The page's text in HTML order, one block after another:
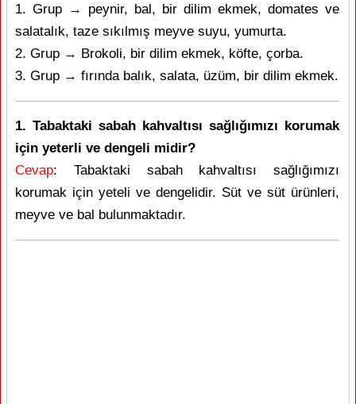
1. Grup → peynir, bal, bir dilim ekmek, domates ve
salatalık, taze sıkılmış meyve suyu, yumurta.
2. Grup → Brokoli, bir dilim ekmek, köfte, çorba.
3. Grup → fırında balık, salata, üzüm, bir dilim ekmek.
1. Tabaktaki sabah kahvaltısı sağlığımızı korumak
için yeterli ve dengeli midir?
Cevap: Tabaktaki sabah kahvaltısı sağlığımızı
korumak için yeteli ve dengelidir. Süt ve süt ürünleri,
meyve ve bal bulunmaktadır.